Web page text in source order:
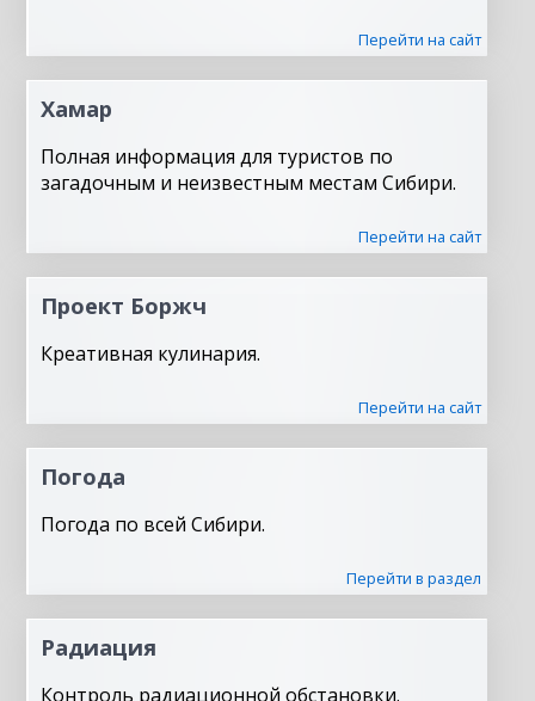
Перейти на сайт
Хамар
Полная информация для туристов по
загадочным и неизвестным местам Сибири.
Перейти на сайт
Проект Боржч
Креативная кулинария.
Перейти на сайт
Погода
Погода по всей Сибири.
Перейти в раздел
Радиация
Контроль радиационной обстановки.